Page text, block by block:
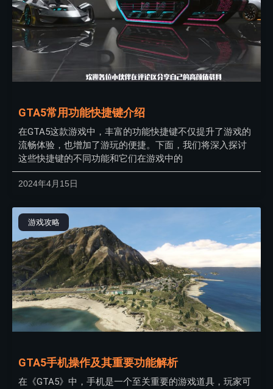
GTA5常用功能快捷键介绍
在GTA5这款游戏中，丰富的功能快捷键不仅提升了游戏的
流畅体验，也增加了游玩的便捷。下面，我们将深入探讨
这些快捷键的不同功能和它们在游戏中的
2024年4月15日
游戏攻略
GTA5手机操作及其重要功能解析
在《GTA5》中，手机是一个至关重要的游戏道具，玩家可